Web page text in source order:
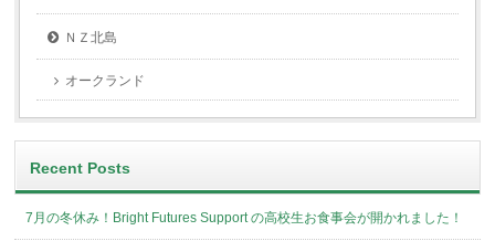
ＮＺ北島
オークランド
Recent Posts
7月の冬休み！Bright Futures Support の高校生お食事会が開かれました！